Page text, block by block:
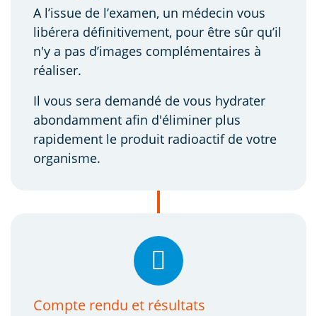
A l’issue de l’examen, un médecin vous
libérera définitivement, pour être sûr qu’il
n'y a pas d’images complémentaires à
réaliser.
Il vous sera demandé de vous hydrater
abondamment afin d'éliminer plus
rapidement le produit radioactif de votre
organisme.
Compte rendu et résultats